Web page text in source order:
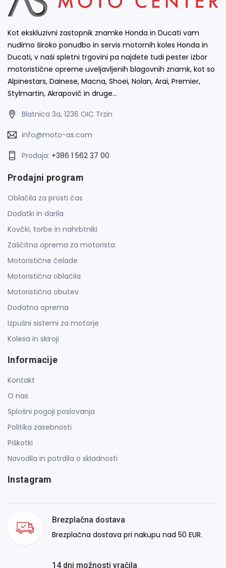
Kot ekskluzivni zastopnik znamke Honda in Ducati vam
nudimo široko ponudbo in servis motornih koles Honda in
Ducati, v naši spletni trgovini pa najdete tudi pester izbor
motoristične opreme uveljavljenih blagovnih znamk, kot so
Alpinestars, Dainese, Macna, Shoei, Nolan, Arai, Premier,
Stylmartin, Akrapovič in druge…
Blatnica 3a, 1236 OIC Trzin
info@moto-as.com
Prodaja: +386 1 562 37 00
Prodajni program
Oblačila za prosti čas
Dodatki in darila
Kovčki, torbe in nahrbtniki
Zaščitna oprema za motorista
Motoristične čelade
Motoristična oblačila
Motoristična obutev
Dodatna oprema
Izpušni sistemi za motorje
Kolesa in skiroji
Informacije
Kontakt
O nas
Splošni pogoji poslovanja
Politika zasebnosti
Piškotki
Navodila in potrdila o skladnosti
Instagram
Brezplačna dostava
Brezplačna dostava pri nakupu nad 50 EUR.
14 dni možnosti vračila